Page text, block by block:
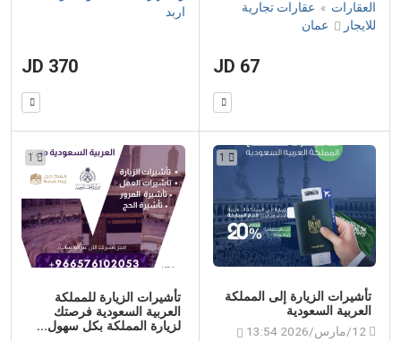
العقارات » عقارات تجارية
للايجار
عمان
67 JD
اربد
370 JD
تأشيرات الزيارة إلى المملكة
العربية السعودية
1
تأشيرات الزيارة للمملكة
العربية السعودية فرصتك
لزيارة المملكة بكل سهول...